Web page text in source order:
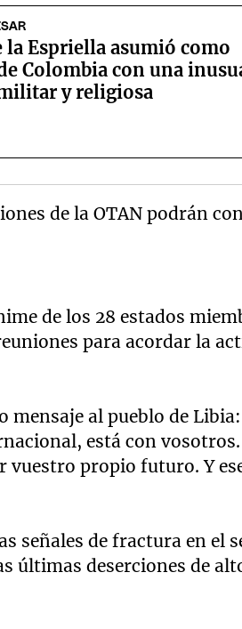
la Espriella asumió como
Colombia con una
y religiosa
de la OTAN podrán
de los 28 estados
para acordar la
al pueblo de
está con
propio futuro. Y
señales de fractura en el
últimas deserciones de